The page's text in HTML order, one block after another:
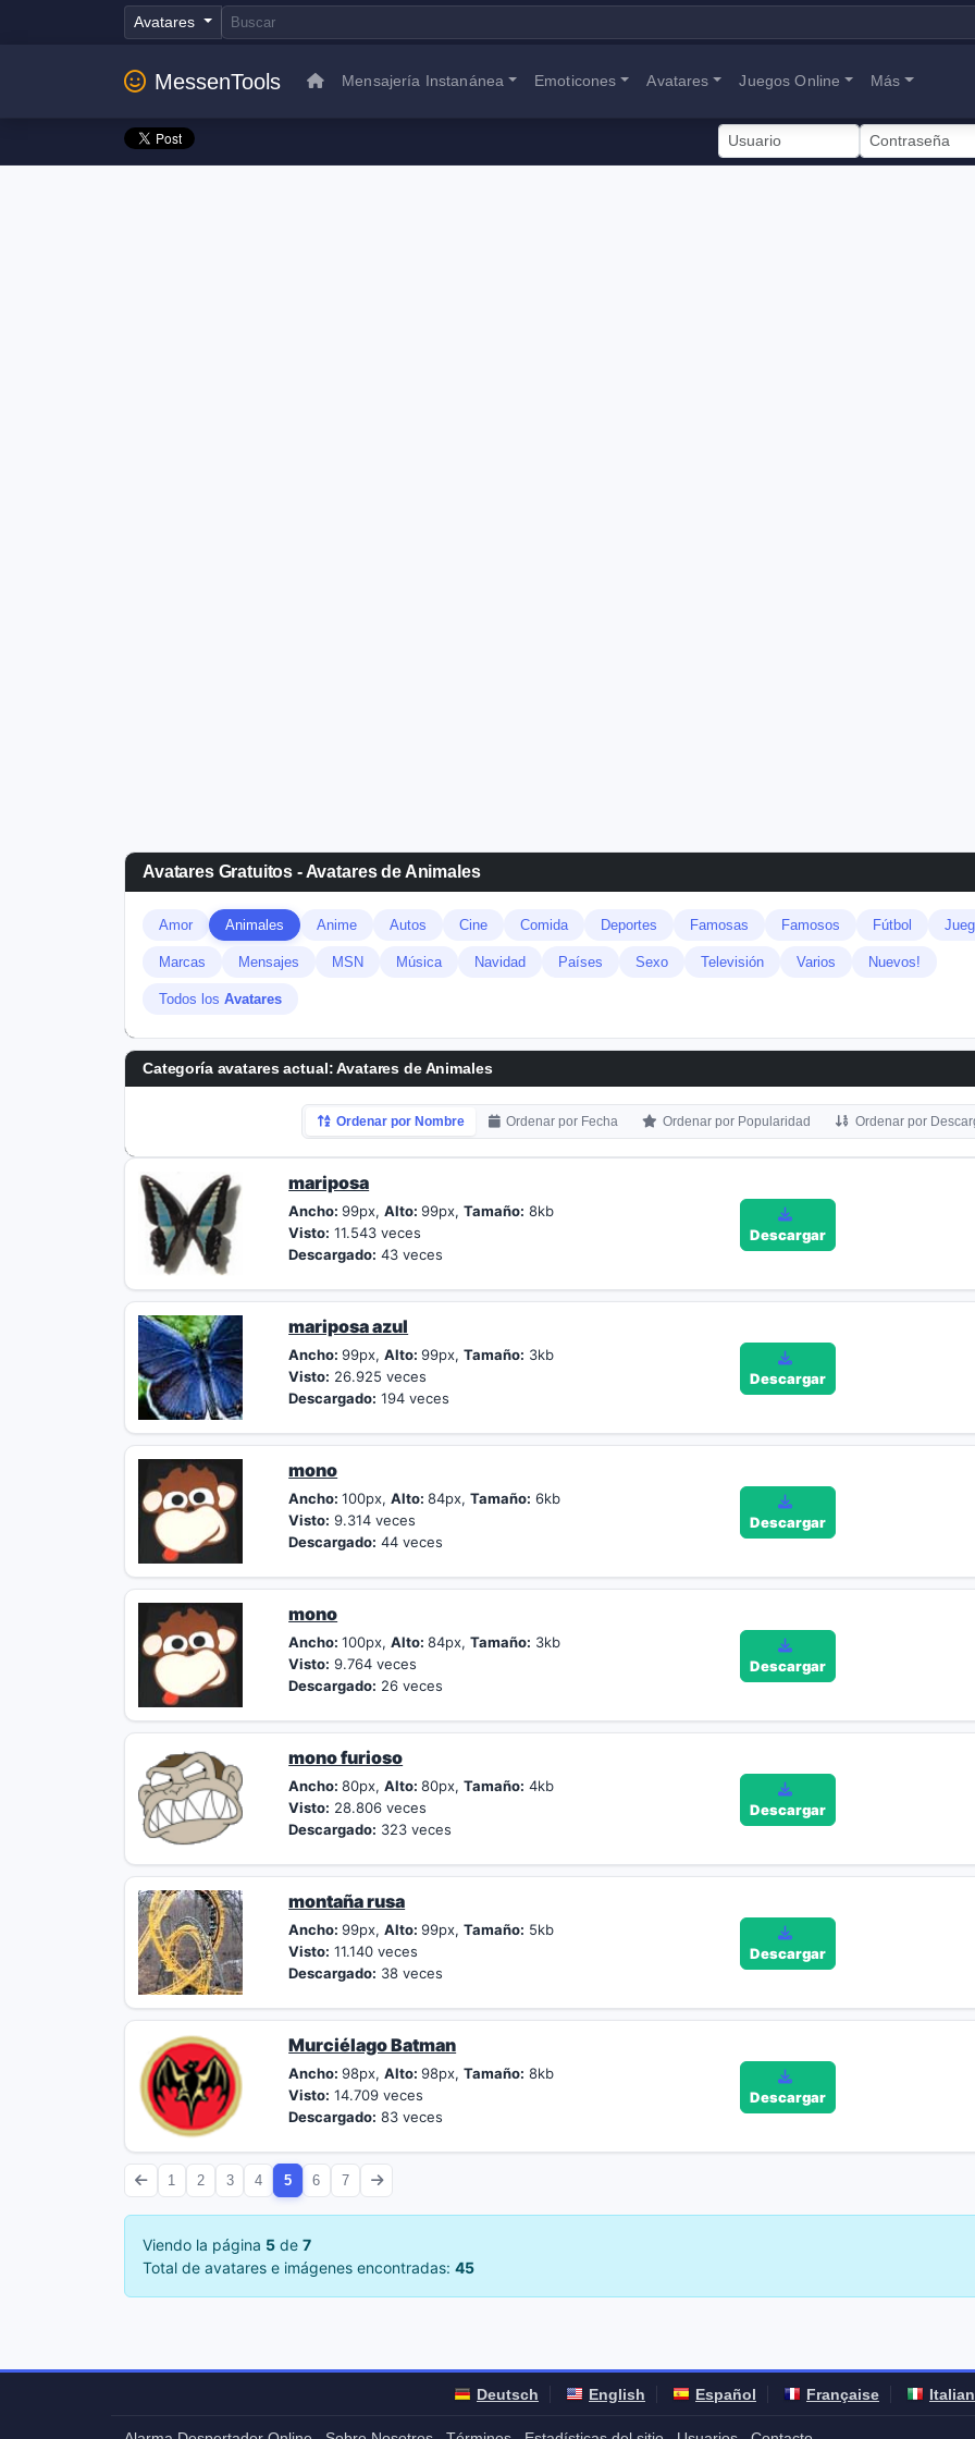
Avatares
MessenTools Mensajería Instanánea Emoticones Avatares Juegos Online Más
Avatares Gratuitos - Avatares de Animales
Amor Animales Anime Autos Cine Comida Deportes Famosas Famosos Fútbol
Marcas Mensajes MSN Música Navidad Países Sexo Televisión Varios Nuevos!
Todos los Avatares
Categoría avatares actual: Avatares de Animales
Ordenar por Nombre Ordenar por Fecha Ordenar por Popularidad Ordenar por
mariposa
Ancho:99px,Alto:99px,Tamaño: 8kb
Visto: 11.543 veces
Descargado: 43 veces
Descargar
mariposa azul
Ancho:99px,Alto:99px,Tamaño: 3kb
Visto: 26.925 veces
Descargado: 194 veces
Descargar
mono
Ancho:100px,Alto:84px,Tamaño: 6kb
Visto: 9.314 veces
Descargado: 44 veces
Descargar
mono
Ancho:100px,Alto:84px,Tamaño: 3kb
Visto: 9.764 veces
Descargado: 26 veces
Descargar
mono furioso
Ancho:80px,Alto:80px,Tamaño: 4kb
Visto: 28.806 veces
Descargado: 323 veces
Descargar
montaña rusa
Ancho:99px,Alto:99px,Tamaño: 5kb
Visto: 11.140 veces
Descargado: 38 veces
Descargar
Murciélago Batman
Ancho:98px,Alto:98px,Tamaño: 8kb
Visto: 14.709 veces
Descargado: 83 veces
Descargar
1 2 3 4 5 6 7
Viendo la página 5 de 7
Total de avatares e imágenes encontradas: 45
Deutsch English Español Française